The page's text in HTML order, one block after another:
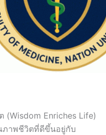
Enriches Life)
ภาพชีวิตที่ดีขึ้นอยู่กับ